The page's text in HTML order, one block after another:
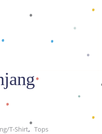
T-Shirt, Tops